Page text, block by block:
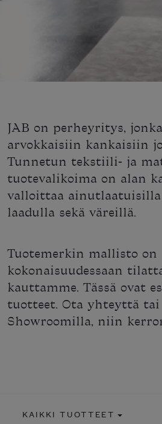
JAB on perheyritys,
arvokkaisiin kankaisiin jo
Tunnetun tekstiili- ja
tuotevalikoima on alan
valloittaa
laadulla sekä väreillä.
Tuotemerkin mallisto on
kokonaisuudessaan
kauttamme. Tässä ovat
tuotteet. Ota yhteyttä tai
Showroomilla, niin
KAIKKI TUOTTEET